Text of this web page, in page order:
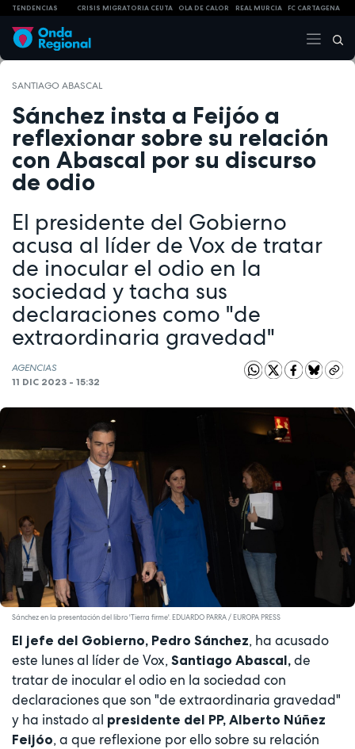
TENDENCIAS CRISIS MIGRATORIA CEUTA OLA DE CALOR REAL MURCIA FC CARTAGENA
SANTIAGO ABASCAL
Sánchez insta a Feijóo a
reflexionar sobre su relación
con Abascal por su discurso
de odio
El presidente del Gobierno
acusa al líder de Vox de tratar
de inocular el odio en la
sociedad y tacha sus
declaraciones como "de
extraordinaria gravedad"
AGENCIAS
11 DIC 2023 - 15:32
Sánchez en la presentación del libro 'Tierra firme'. EDUARDO PARRA / EUROPA PRESS
El jefe del Gobierno, Pedro Sánchez, ha acusado
este lunes al líder de Vox, Santiago Abascal, de
tratar de inocular el odio en la sociedad con
declaraciones que son "de extraordinaria gravedad"
y ha instado al presidente del PP, Alberto Núñez
Feijóo, a que reflexione por ello sobre su relación